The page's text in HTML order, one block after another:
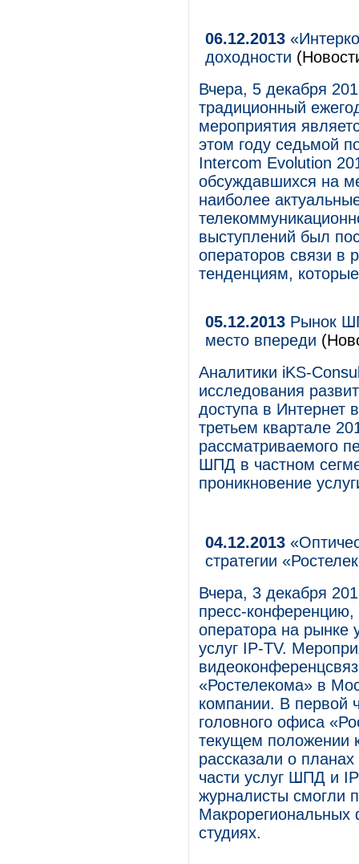
06.12.2013
доходности
Вчера, 5 декабря
традиционный
мероприятия
этом году седьмой
Intercom Evolution
обсуждавшихся на
наиболее
выступлений был
операторов связи в
тенденциям,
05.12.2013 Рынок
место впереди
Аналитики iKS-
исследования
доступа в Интернет
третьем квартале
рассматриваемого
ШПД в частном
проникновение
04.12.2013
стратегии
Вчера, 3 декабря
пресс-конференцию,
оператора на рынке
услуг IP-TV.
«Ростелекома» в
компании. В первой
головного офиса
текущем положении
рассказали о
части услуг ШПД и
журналисты смогли
Макрорегиональных
студиях.